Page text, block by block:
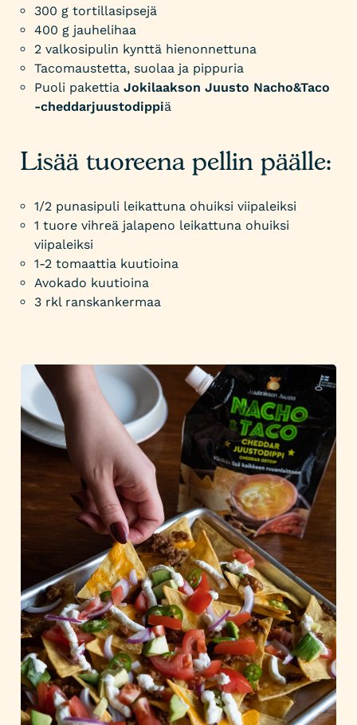
300 g tortillasipsejä
400 g jauhelihaa
2 valkosipulin kynttä hienonnettuna
Tacomaustetta, suolaa ja pippuria
Puoli pakettiaJokilaakson Juusto Nacho&Taco
-cheddarjuustodippiä
Lisää tuoreena pellin päälle:
1/2 punasipuli leikattuna ohuiksi viipaleiksi
1 tuore vihreä jalapeno leikattuna ohuiksi
viipaleiksi
1-2 tomaattia kuutioina
Avokado kuutioina
3 rkl ranskankermaa